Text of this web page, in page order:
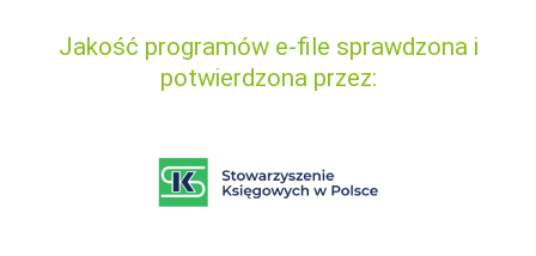
Jakość programów e-file sprawdzona i
potwierdzona przez: